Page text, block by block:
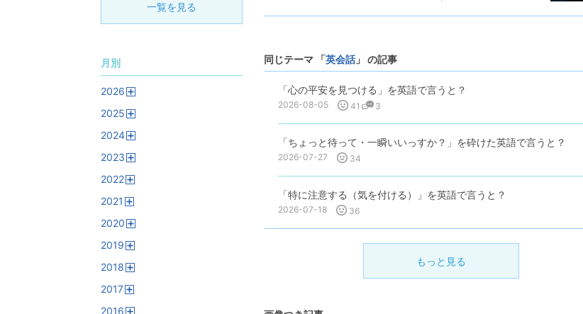
同じテーマ 「英会話」 の記事
「心の平安を見つける」を英語で言うと？
2026-08-05 41 3
「ちょっと待って・一瞬いいっすか？」を砕けた英語で言うと？
2026-07-27 34
「特に注意する（気を付ける）」を英語で言うと？
2026-07-18 36
もっと見る
一覧を見る
月別
2026
2025
2024
2023
2022
2021
2020
2019
2018
2017
2016